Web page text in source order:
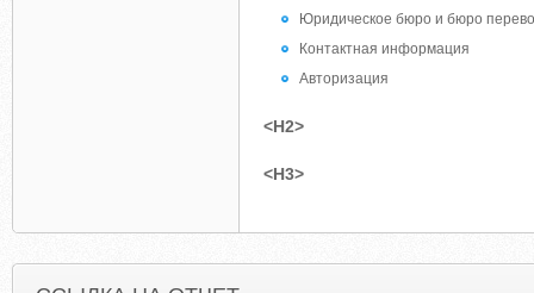
Юридическое бюро и бюро
Контактная информация
Авторизация
<H2>
<H3>